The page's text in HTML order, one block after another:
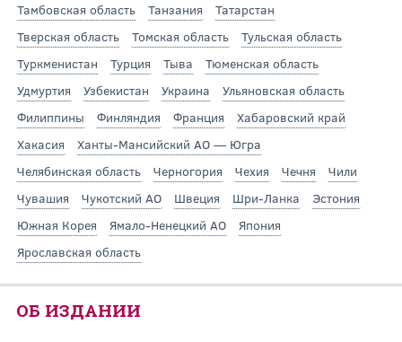
Тамбовская область
Танзания
Татарстан
Тверская область
Томская область
Тульская область
Туркменистан
Турция Тыва
Тюменская область
Удмуртия
Узбекистан Украина
Ульяновская область
Филиппины
Финляндия Франция
Хабаровский край
Хакасия
Ханты-Мансийский АО — Югра
Челябинская область
Черногория Чехия Чечня
Чили
Чувашия
Чукотский АО Швеция Шри-Ланка
Эстония
Южная Корея
Ямало-Ненецкий АО
Япония
Ярославская область
ОБ ИЗДАНИИ